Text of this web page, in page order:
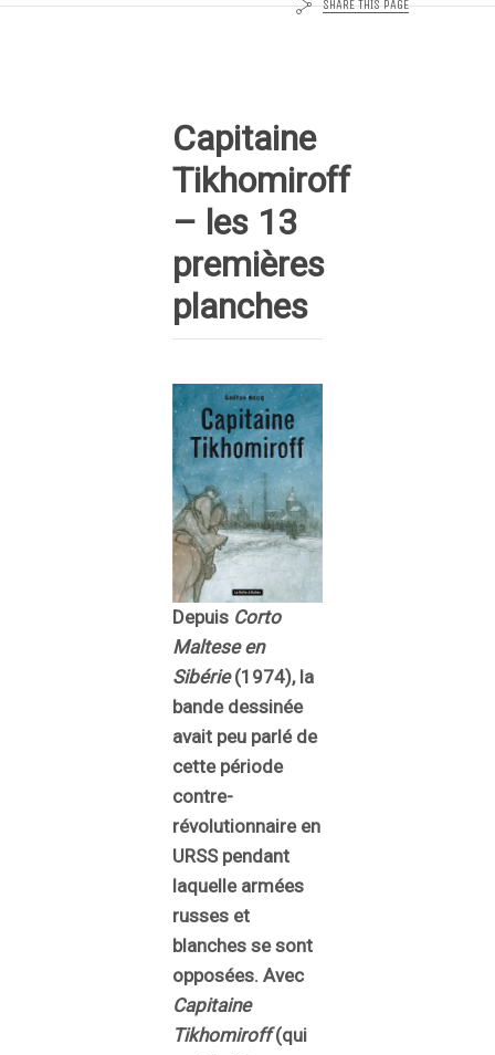
SHARE THIS PAGE
Capitaine
Tikhomiroff
– les 13
premières
planches
Depuis Corto
Maltese en
Sibérie(1974), la
bande dessinée
avait peu parlé de
cette période
contre-
révolutionnaire en
URSS pendant
laquelle armées
russes et
blanches se sont
opposées. Avec
Capitaine
Tikhomiroff(qui